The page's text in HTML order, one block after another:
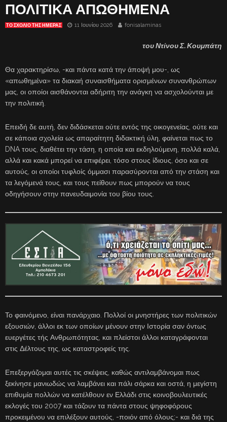
ΠΟΛΙΤΙΚΑ ΑΠΩΘΗΜΕΝΑ
ΤΟ ΣΧΌΛΙΟ ΤΗΣ ΗΜΈΡΑΣ 11 Ιουνίου 2026 fonisalaminas
του Ντίνου Σ. Κουμπάτη
Θα χαρακτηρίσω, -και πάντα κατά την άποψή μου-, ως
«απωθημένα» τα διακαή συναισθήματα ορισμένων συνανθρώπων
μας, οι οποίοι αισθάνονται αδήριτη την ανάγκη να ασχολούνται με
την πολιτική.
Επειδή δε αυτή, δεν διδάσκεται ούτε εντός της οικογενείας, ούτε και
σε κάποια σχολεία ως απαραίτητη διδακτική ύλη, φαίνεται πως το
DNA τους, διαθέτει την τάση, η οποία και εκδηλούμενη, πολλά καλά,
αλλά και κακά μπορεί να επιφέρει, τόσο στους ίδιους, όσο και σε
αυτούς, οι οποίοι τυφλοίς όμμασι παρασύρονται από την στάση και
τα λεγόμενά τους, και τους πείθουν πως μπορούν να τους
οδηγήσουν στην πανευδαιμονία του βίου τους.
Το φαινόμενο, είναι πανάρχαιο. Πολλοί οι μνηστήρες των πολιτικών
εξουσιών, άλλοι εκ των οποίων μένουν στην Ιστορία σαν όντως
ευεργέτες τής Ανθρωπότητας, και πλείστοι άλλοι καταγράφονται
στις Δέλτους της, ως καταστροφείς της.
Επεξεργάζομαι αυτές τις σκέψεις, καθώς αντιλαμβάνομαι πως
ξεκίνησε μανιωδώς να λαμβάνει και πάλι σάρκα και οστά, η μεγίστη
επιθυμία πολλών να κατέλθουν εν Ελλάδι στις κοινοβουλευτικές
εκλογές του 2007 και τάζουν τα πάντα στους ψηφοφόρους
προκειμένου να επιλέξουν αυτούς, -ποιόν από όλους;- και διά της